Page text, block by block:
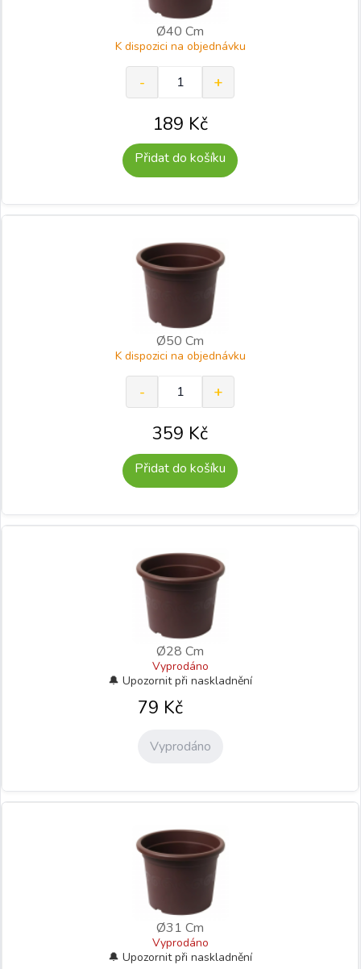
Ø40 Cm
K dispozici na objednávku
189 Kč
Přidat do košíku
Ø50 Cm
K dispozici na objednávku
359 Kč
Přidat do košíku
Ø28 Cm
Vyprodáno
79 Kč
Vyprodáno
Ø31 Cm
Vyprodáno